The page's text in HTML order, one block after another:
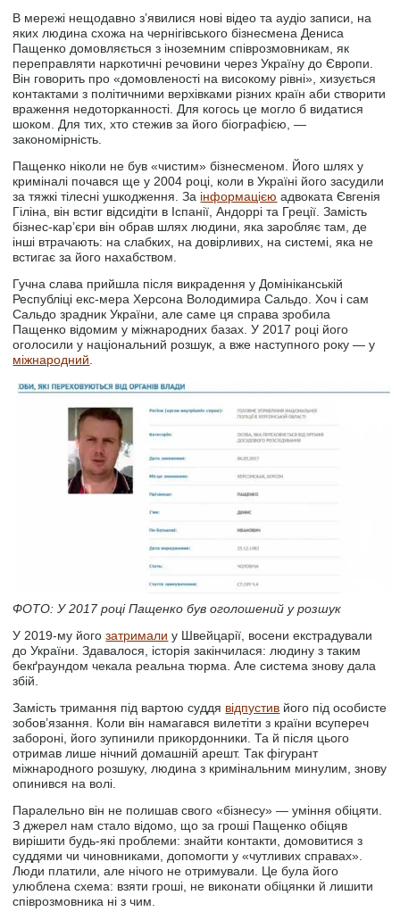
В мережі нещодавно з’явилися нові відео та аудіо записи, на
яких людина схожа на чернігівського бізнесмена Дениса
Пащенко домовляється з іноземним співрозмовникам, як
переправляти наркотичні речовини через Україну до Європи.
Він говорить про «домовленості на високому рівні», хизується
контактами з політичними верхівками різних країн аби створити
враження недоторканності. Для когось це могло б видатися
шоком. Для тих, хто стежив за його біографією, —
закономірність.
Пащенко ніколи не був «чистим» бізнесменом. Його шлях у
криміналі почався ще у 2004 році, коли в Україні його засудили
за тяжкі тілесні ушкодження. За інформацією адвоката Євгенія
Гіліна, він встиг відсидіти в Іспанії, Андоррі та Греції. Замість
бізнес-кар’єри він обрав шлях людини, яка заробляє там, де
інші втрачають: на слабких, на довірливих, на системі, яка не
встигає за його нахабством.
Гучна слава прийшла після викрадення у Домініканській
Республіці екс-мера Херсона Володимира Сальдо. Хоч і сам
Сальдо зрадник України, але саме ця справа зробила
Пащенко відомим у міжнародних базах. У 2017 році його
оголосили у національний розшук, а вже наступного року — у
міжнародний
ФОТО: У 2017 році Пащенко був оголошений у розшук
У 2019-му йогозатримали у Швейцарії, восени екстрадували
до України. Здавалося, історія закінчилася: людину з таким
бекґраундом чекала реальна тюрма. Але система знову дала
збій.
Замість тримання під вартою суддя відпустив його під особисте
зобов’язання. Коли він намагався вилетіти з країни всупереч
забороні, його зупинили прикордонники. Та й після цього
отримав лише нічний домашній арешт. Так фігурант
міжнародного розшуку, людина з кримінальним минулим, знову
опинився на волі.
Паралельно він не полишав свого «бізнесу» — уміння обіцяти.
З джерел нам стало відомо, що за гроші Пащенко обіцяв
вирішити будь-які проблеми: знайти контакти, домовитися з
суддями чи чиновниками, допомогти у «чутливих справах».
Люди платили, але нічого не отримували. Це була його
улюблена схема: взяти гроші, не виконати обіцянки й лишити
співрозмовника ні з чим.